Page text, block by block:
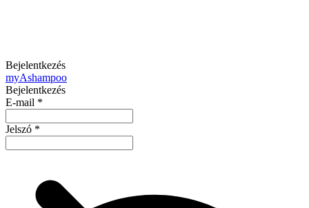
Bejelentkezés
myAshampoo
Bejelentkezés
E-mail *
Jelszó *